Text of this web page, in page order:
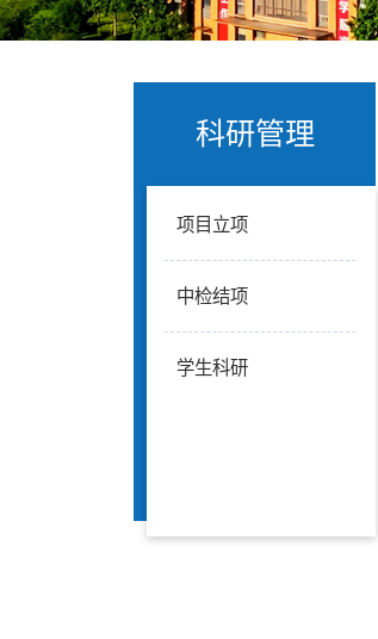
科研管理
项目立项
中检结项
学生科研